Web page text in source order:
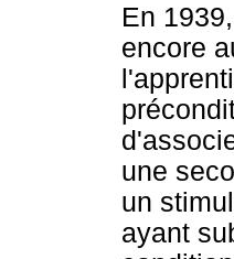
En
encore
une
un
ayant